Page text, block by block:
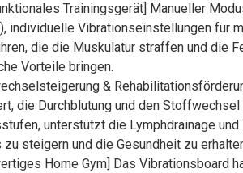
Trainingsgerät] Manueller
individuelle Vibrationseinstellungen für
die die Muskulatur straffen und die
Vorteile bringen.
&
die Durchblutung und den
unterstützt die Lymphdrainage
zu steigern und die Gesundheit zu
Home Gym] Das Vibrationsboard